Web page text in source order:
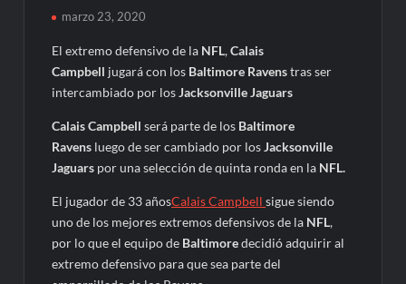
marzo 23, 2020
El extremo defensivo de la NFL,Calais
Campbell jugará con los Baltimore Ravenstras ser
intercambiado por losJacksonville Jaguars
Calais Campbellserá parte de los Baltimore
Ravens luego de ser cambiado por losJacksonville
Jaguars por una selección de quinta ronda en la NFL.
El jugador de 33 añosCalais Campbellsigue siendo
uno de los mejores extremos defensivos de la NFL,
por lo que el equipo de Baltimoredecidió adquirir al
extremo defensivo para que sea parte del